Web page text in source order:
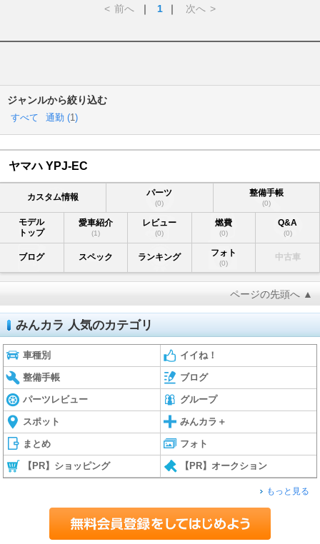
< 前へ ｜ 1 ｜ 次へ >
ジャンルから絞り込む
すべて 通勤 (1 )
ヤマハ YPJ-EC
カスタム情報 パーツ
(0)
整備手帳
(0)
モデル
トップ
愛車紹介
(1)
レビュー
(0)
燃費
(0)
Q&A
(0)
ブログ スペック ランキング フォト
(0)
中古車
ページの先頭へ ▲
みんカラ 人気のカテゴリ
車種別 イイね！
整備手帳 ブログ
パーツレビュー グループ
スポット みんカラ＋
まとめ フォト
【PR】ショッピング 【PR】オークション
もっと見る